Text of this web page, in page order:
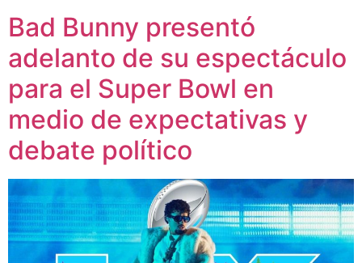
Bad Bunny presentó
adelanto de su espectáculo
para el Super Bowl en
medio de expectativas y
debate político